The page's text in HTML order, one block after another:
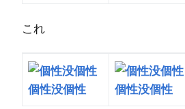
これ
個性没個性 個性没個性